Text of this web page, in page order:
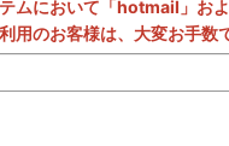
ムにおいて「hotmail」お
用のお客様は、大変お手数